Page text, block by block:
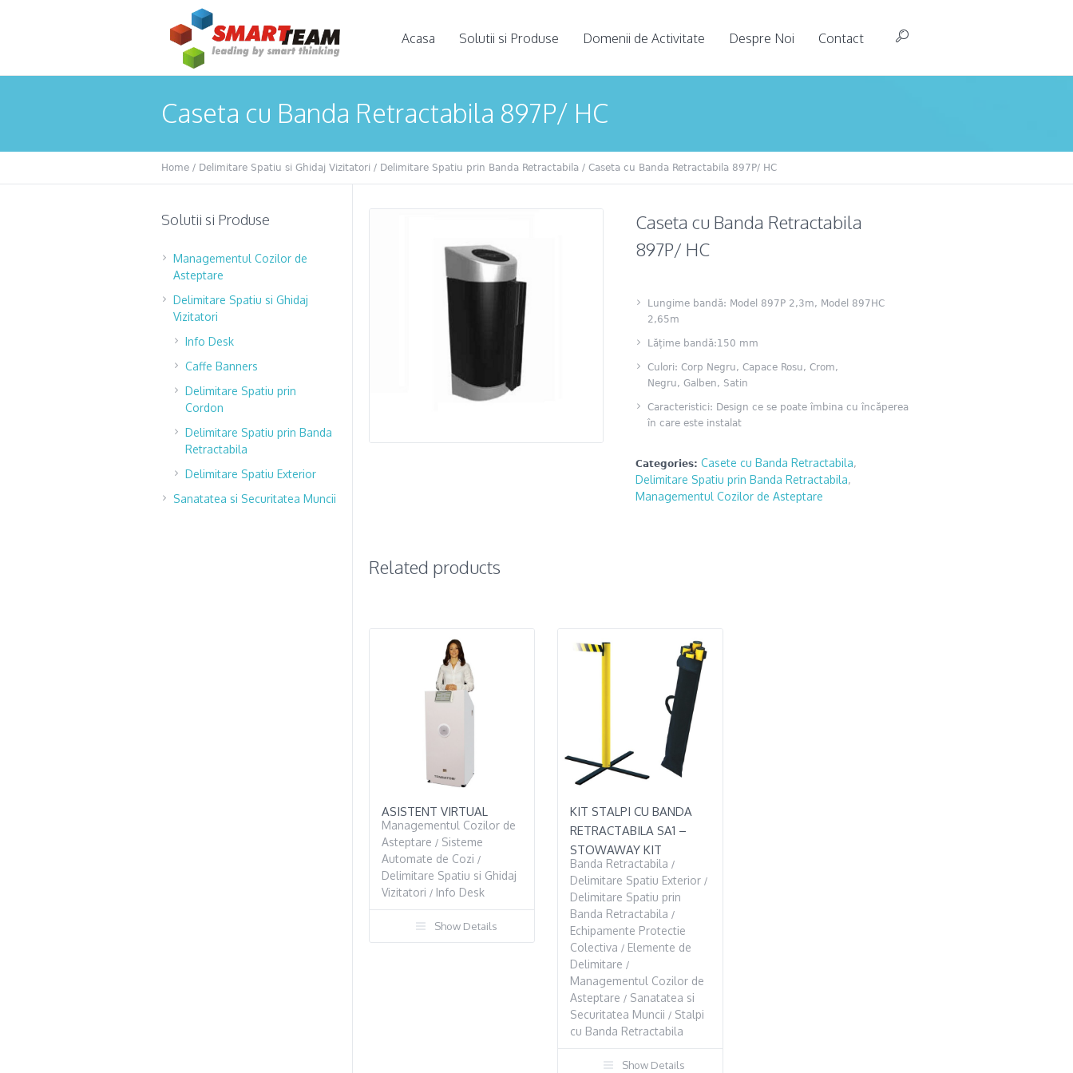
Acasa Solutii si Produse Domenii de Activitate Despre Noi Contact
Caseta cu Banda Retractabila 897P/ HC
Home / Delimitare Spatiu si Ghidaj Vizitatori / Delimitare Spatiu prin Banda Retractabila / Caseta cu Banda Retractabila 897P/ HC
Caseta cu Banda Retractabila
897P/ HC
Lungime bandă: Model 897P 2,3m, Model 897HC
2,65m
Lățime bandă:150 mm
Culori: Corp Negru, Capace Rosu, Crom,
Negru, Galben, Satin
Caracteristici: Design ce se poate îmbina cu încăperea
în care este instalat
Categories: Casete cu Banda Retractabila,
Delimitare Spatiu prin Banda Retractabila,
Managementul Cozilor de Asteptare
Related products
ASISTENT VIRTUAL
Managementul Cozilor de
Asteptare / Sisteme
Automate de Cozi /
Delimitare Spatiu si Ghidaj
Vizitatori / Info Desk
Show Details
KIT STALPI CU BANDA
RETRACTABILA SA1 –
STOWAWAY KIT
Banda Retractabila /
Delimitare Spatiu Exterior /
Delimitare Spatiu prin
Banda Retractabila /
Echipamente Protectie
Colectiva / Elemente de
Delimitare /
Managementul Cozilor de
Asteptare / Sanatatea si
Securitatea Muncii / Stalpi
cu Banda Retractabila
Show Details
Solutii si Produse
Managementul Cozilor de
Asteptare
Delimitare Spatiu si Ghidaj
Vizitatori
Info Desk
Caffe Banners
Delimitare Spatiu prin
Cordon
Delimitare Spatiu prin Banda
Retractabila
Delimitare Spatiu Exterior
Sanatatea si Securitatea Muncii